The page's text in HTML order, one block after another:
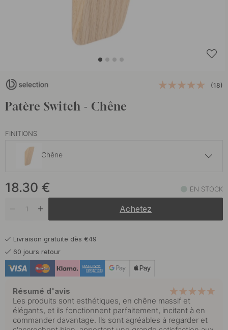
(18)
Patère Switch - Chêne
FINITIONS
Chêne
Noir En stock
En stock
18.30 € EN STOCK
Achetez
Livraison gratuite dès €49
60 jours retour
Résumé d'avis
Les produits sont esthétiques, en chêne massif et
élégants, et ils fonctionnent parfaitement, incitant à en
commander davantage. Ils sont agréables à regarder et